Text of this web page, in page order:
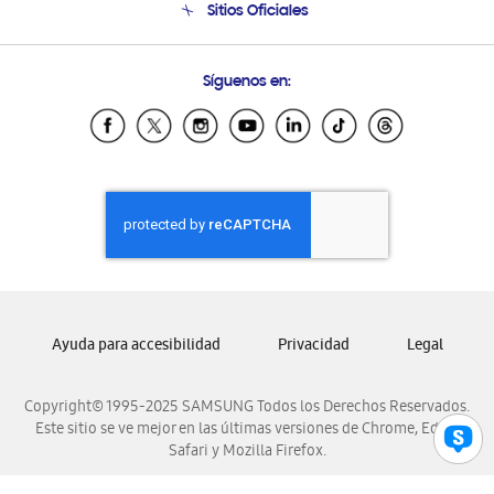
Condiciones de Compra
Soporte vía eMail
Sitios Oficiales
Samsung Ecuador
Samsung El Salvador
Samsung Honduras
Samsung Nicaragua
Samsung Panamá
Samsung Venezuela
Síguenos en:
Copyright© 1995-2025 SAMSUNG Todos los Derechos Reservados.
Este sitio se ve mejor en las últimas versiones de Chrome, Edge,
Safari y Mozilla Firefox.
Ayuda para accesibilidad Privacidad Legal